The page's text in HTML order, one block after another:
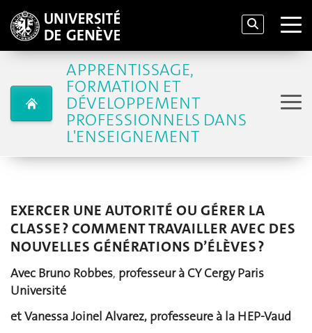
APPRENTISSAGE,
FORMATION ET
DÉVELOPPEMENT
PROFESSIONNELS DANS
L'ENSEIGNEMENT
EXERCER UNE AUTORITÉ OU GÉRER LA
CLASSE ? COMMENT TRAVAILLER AVEC DES
NOUVELLES GÉNÉRATIONS D’ÉLÈVES ?
Avec Bruno Robbes, professeur à CY Cergy Paris
Université
et Vanessa Joinel Alvarez, professeure à la HEP-Vaud